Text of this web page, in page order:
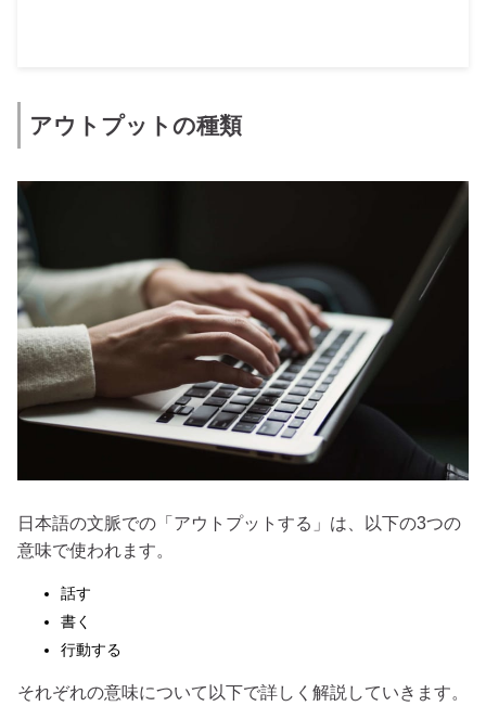
アウトプットの種類
日本語の文脈での「アウトプットする」は、以下の3つの
意味で使われます。
話す
書く
行動する
それぞれの意味について以下で詳しく解説していきます。